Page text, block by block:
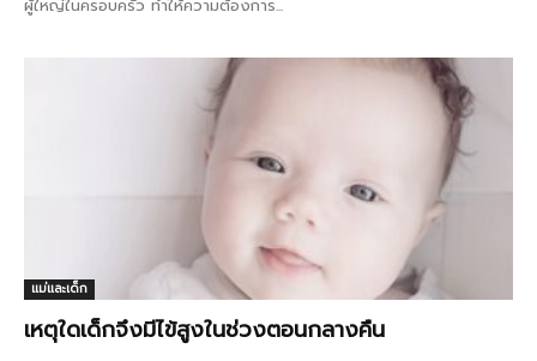
ผู้ใหญ่ในครอบครัว ทำให้ความต้องการ...
แม่และเด็ก
เหตุใดเด็กจึงมีไข้สูงในช่วงตอนกลางคืน